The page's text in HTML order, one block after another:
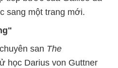
sang một trang mới.
san The
học Darius von Guttner